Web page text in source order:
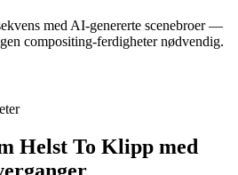
med AI-genererte scenebroer —
compositing-ferdigheter nødvendig.
Helst To Klipp med